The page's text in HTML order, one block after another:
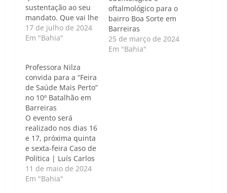
sustentação ao seu
mandato. Que vai lhe
ajudar a governar
essa cidade. Mas
cobrar que os
compromissos saiam
do papel," João
Felipe Caso de
Política | Luís Carlos
Nunes - Na noite
desta terça-feira,…
17 de julho de 2024
Em "Bahia"
oftalmológico para o
bairro Boa Sorte em
Barreiras
25 de março de 2024
Em "Bahia"
Professora Nilza
convida para a “Feira
de Saúde Mais Perto”
no 10º Batalhão em
Barreiras
O evento será
realizado nos dias 16
e 17, próxima quinta
e sexta-feira Caso de
Política | Luís Carlos
Nunes - A professora
Nilza (PT),
11 de maio de 2024
Em "Bahia"